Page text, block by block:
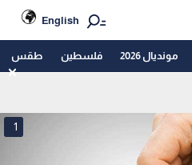
English
مونديال 2026 فلسطين طقس
1